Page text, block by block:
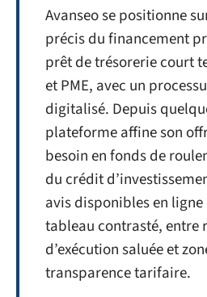
Avanseo se positionne
précis du financement
prêt de trésorerie court
et PME, avec un
digitalisé. Depuis
plateforme affine son
besoin en fonds de
du crédit
avis disponibles en ligne
tableau contrasté, entre
d’exécution saluée et
transparence tarifaire.